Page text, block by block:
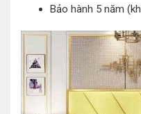
Bảo hành 5 năm